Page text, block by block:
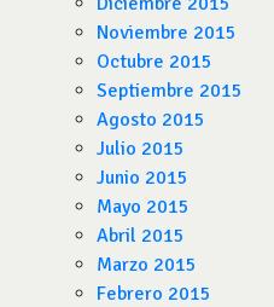
Noviembre 2015
Octubre 2015
Septiembre 2015
Agosto 2015
Julio 2015
Junio 2015
Mayo 2015
Abril 2015
Marzo 2015
Febrero 2015